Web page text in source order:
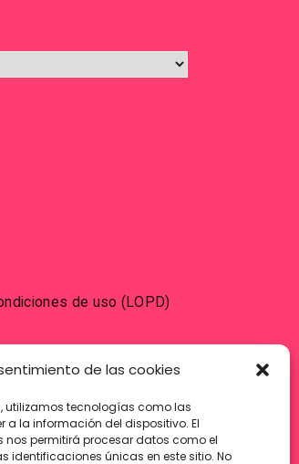
de las cookies
utilizamos tecnologías como las
la información del dispositivo. El
permitirá procesar datos como el
únicas en este sitio. No
de uso (LOPD)